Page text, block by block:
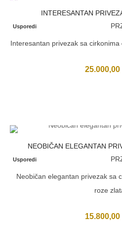
INTERESANTAN
Usporedi
Interesantan privezak sa cirkonima
25.000,00
NEOBIČAN ELEGANTAN
Usporedi
Neobičan elegantan privezak sa
roze
15.800,00